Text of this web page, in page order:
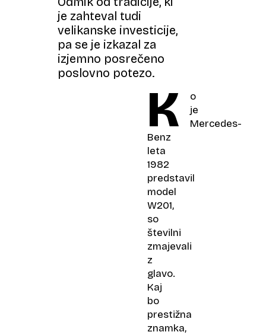
je zahteval tudi
velikanske investicije,
pa se je izkazal za
izjemno posrečeno
poslovno potezo.
K
o
je
Mercedes-
Benz
leta
1982
predstavil
model
W201,
so
številni
zmajevali
z
glavo.
Kaj
bo
prestižna
znamka,